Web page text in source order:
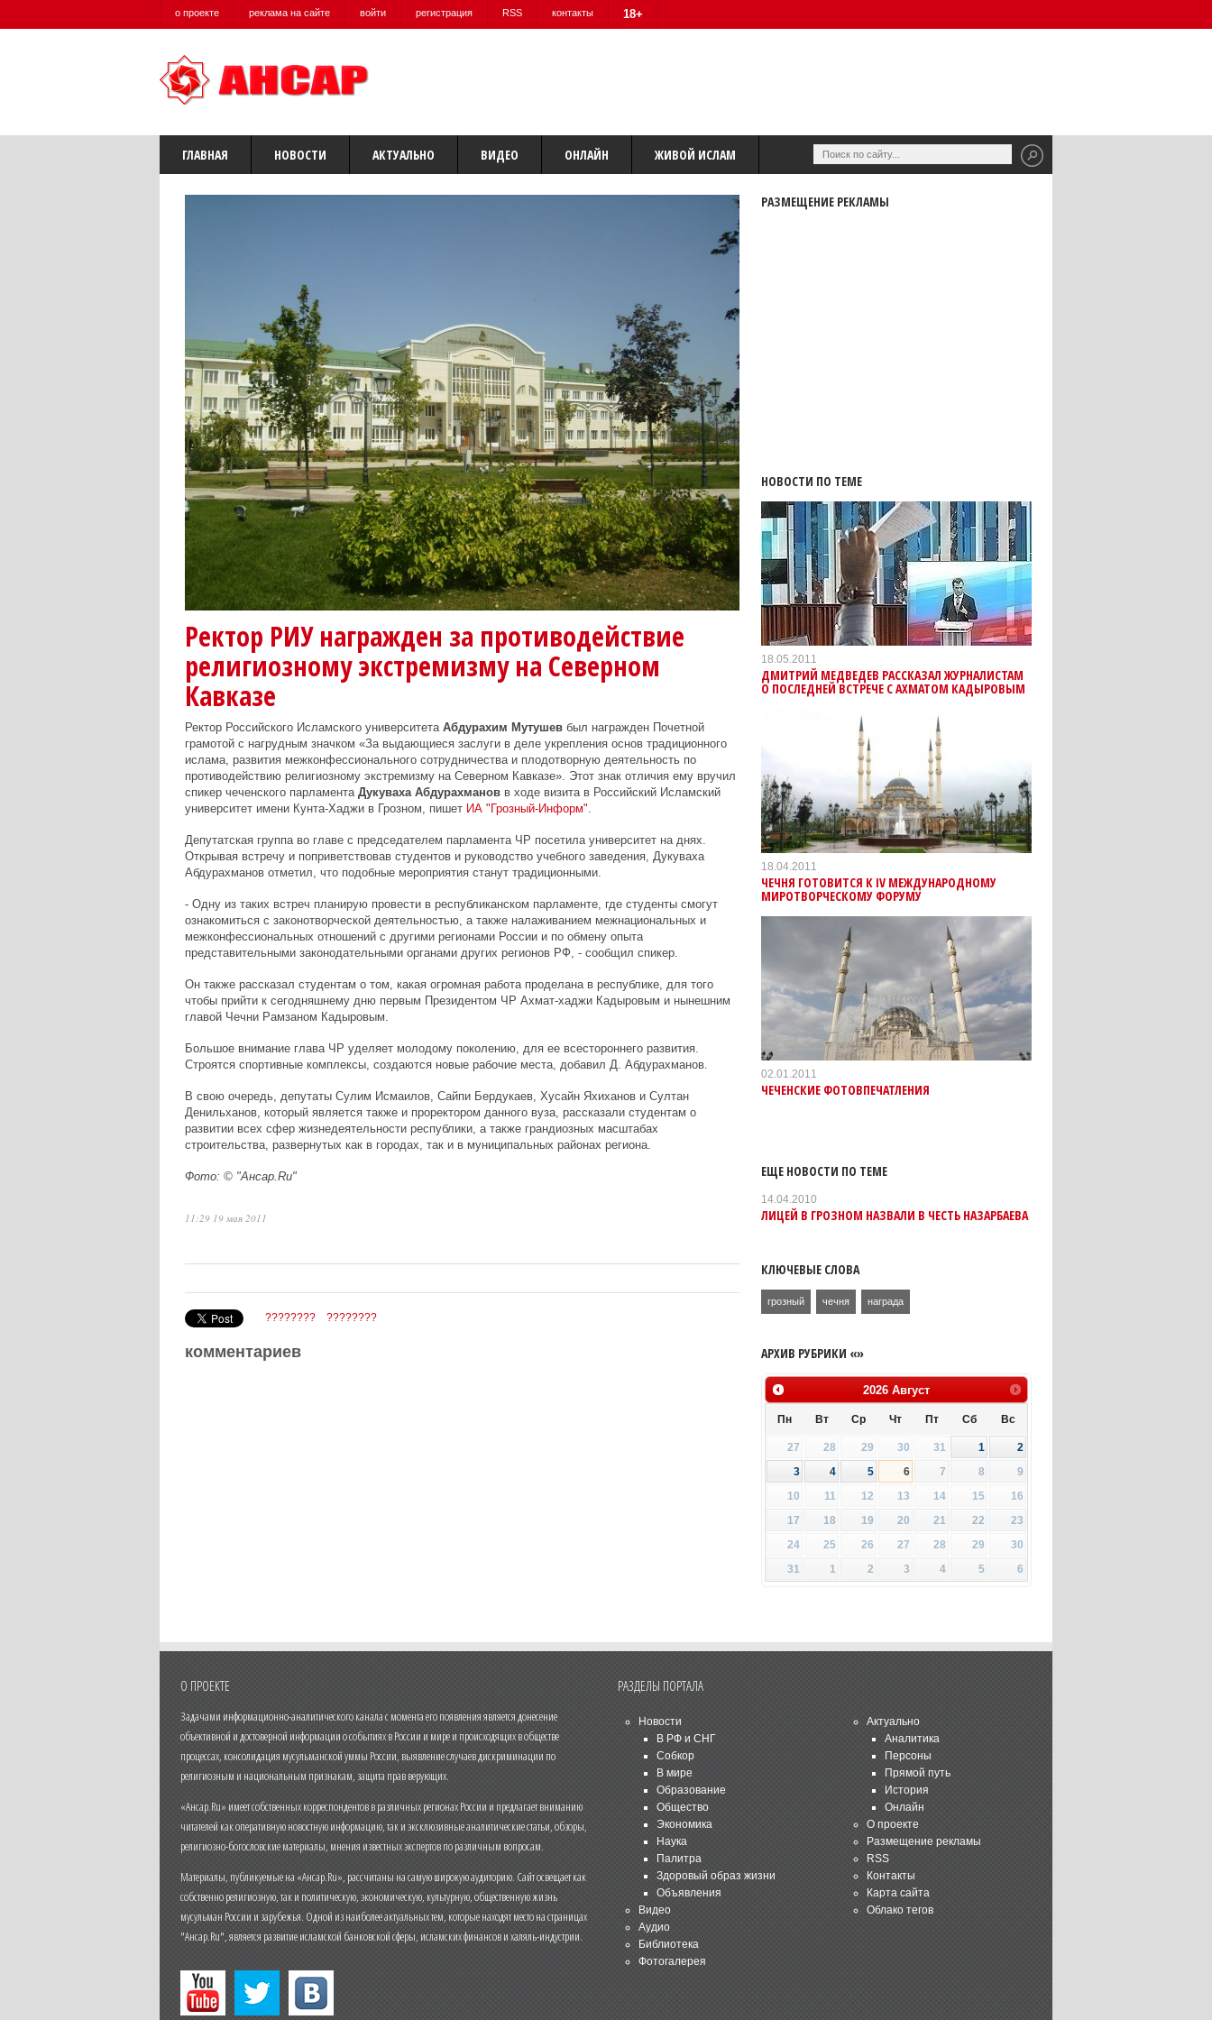
о проекте реклама на сайте войти регистрация RSS контакты 18+
ГЛАВНАЯ НОВОСТИ АКТУАЛЬНО ВИДЕО ОНЛАЙН ЖИВОЙ ИСЛАМ
Ректор РИУ награжден за противодействие
религиозному экстремизму на Северном
Кавказе
Ректор Российского Исламского университета Абдурахим Мутушевбыл награжден Почетной
грамотой с нагрудным значком «За выдающиеся заслуги в деле укрепления основ традиционного
ислама, развития межконфессионального сотрудничества и плодотворную деятельность по
противодействию религиозному экстремизму на Северном Кавказе». Этот знак отличия ему вручил
спикер чеченского парламента Дукуваха Абдурахмановв ходе визита в Российский Исламский
университет имени Кунта-Хаджи в Грозном, пишет ИА "Грозный-Информ"
Депутатская группа во главе с председателем парламента ЧР посетила университет на днях.
Открывая встречу и поприветствовав студентов и руководство учебного заведения, Дукуваха
Абдурахманов отметил, что подобные мероприятия станут традиционными.
- Одну из таких встреч планирую провести в республиканском парламенте, где студенты смогут
ознакомиться с законотворческой деятельностью, а также налаживанием межнациональных и
межконфессиональных отношений с другими регионами России и по обмену опыта
представительными законодательными органами других регионов РФ, - сообщил спикер.
Он также рассказал студентам о том, какая огромная работа проделана в республике, для того
чтобы прийти к сегодняшнему дню первым Президентом ЧР Ахмат-хаджи Кадыровым и нынешним
главой Чечни Рамзаном Кадыровым.
Большое внимание глава ЧР уделяет молодому поколению, для ее всестороннего развития.
Строятся спортивные комплексы, создаются новые рабочие места, добавил Д. Абдурахманов.
В свою очередь, депутаты Сулим Исмаилов, Сайпи Бердукаев, Хусайн Яхиханов и Султан
Денильханов, который является также и проректором данного вуза, рассказали студентам о
развитии всех сфер жизнедеятельности республики, а также грандиозных масштабах
строительства, развернутых как в городах, так и в муниципальных районах региона.
Фото: © "Ансар.Ru"
11:29 19 мая 2011
???????? ????????
комментариев
РАЗМЕЩЕНИЕ РЕКЛАМЫ
НОВОСТИ ПО ТЕМЕ
18.05.2011
ДМИТРИЙ МЕДВЕДЕВ РАССКАЗАЛ ЖУРНАЛИСТАМ
О ПОСЛЕДНЕЙ ВСТРЕЧЕ С АХМАТОМ КАДЫРОВЫМ
18.04.2011
ЧЕЧНЯ ГОТОВИТСЯ К IV МЕЖДУНАРОДНОМУ
МИРОТВОРЧЕСКОМУ ФОРУМУ
02.01.2011
ЧЕЧЕНСКИЕ ФОТОВПЕЧАТЛЕНИЯ
ЕЩЕ НОВОСТИ ПО ТЕМЕ
14.04.2010
ЛИЦЕЙ В ГРОЗНОМ НАЗВАЛИ В ЧЕСТЬ НАЗАРБАЕВА
КЛЮЧЕВЫЕ СЛОВА
грозный чечня награда
АРХИВ РУБРИКИ «»
2026 Август
Пн Вт Ср Чт Пт Сб Вс
27 28 29 30 31 1
2
3
4 5 6 7 8
9
10
11 12 13 14 15
16
17
18 19 20 21 22
23
24
25 26 27 28 29
30
31
1 2 3 4 5 6
О ПРОЕКТЕ
Задачами информационно-аналитического канала с момента его появления является донесение
объективной и достоверной информации о событиях в России и мире и происходящих в обществе
процессах, консолидация мусульманской уммы России, выявление случаев дискриминации по
религиозным и национальным признакам, защита прав верующих.
«Ансар.Ru» имеет собственных корреспондентов в различных регионах России и предлагает вниманию
читателей как оперативную новостную информацию, так и эксклюзивные аналитические статьи, обзоры,
религиозно-богословские материалы, мнения известных экспертов по различным вопросам.
Материалы, публикуемые на «Ансар.Ru», рассчитаны на самую широкую аудиторию. Сайт освещает как
собственно религиозную, так и политическую, экономическую, культурную, общественную жизнь
мусульман России и зарубежья. Одной из наиболее актуальных тем, которые находят место на страницах
"Ансар.Ru", является развитие исламской банковской сферы, исламских финансов и халяль-индустрии.
РАЗДЕЛЫ ПОРТАЛА
Новости
В РФ и СНГ
Собкор
В мире
Образование
Общество
Экономика
Наука
Палитра
Здоровый образ жизни
Объявления
Видео
Аудио
Библиотека
Фотогалерея
Актуально
Аналитика
Персоны
Прямой путь
История
Онлайн
О проекте
Размещение рекламы
RSS
Контакты
Карта сайта
Облако тегов